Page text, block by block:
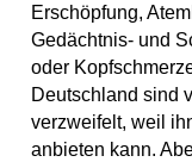
Erschöpfung,
Gedächtnis- und
oder
Deutschland sind
verzweifelt, weil
anbieten kann.